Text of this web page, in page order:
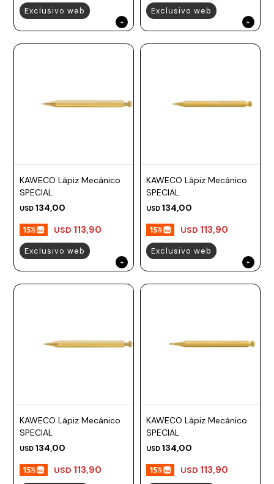
Exclusivo web Exclusivo web
KAWECO Lápiz Mecánico
SPECIAL
USD 134,00
USD 113,90
Exclusivo web
KAWECO Lápiz Mecánico
SPECIAL
USD 134,00
USD 113,90
Exclusivo web
KAWECO Lápiz Mecánico
SPECIAL
USD 134,00
USD 113,90
KAWECO Lápiz Mecánico
SPECIAL
USD 134,00
USD 113,90